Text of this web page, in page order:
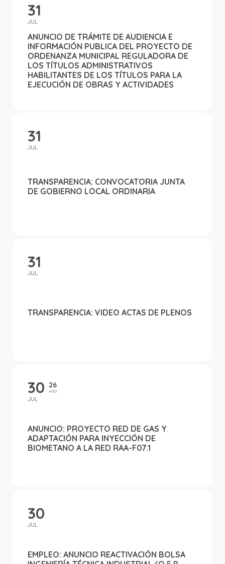
31
JUL
ANUNCIO DE TRÁMITE DE AUDIENCIA E
INFORMACIÓN PUBLICA DEL PROYECTO DE
ORDENANZA MUNICIPAL REGULADORA DE
LOS TÍTULOS ADMINISTRATIVOS
HABILITANTES DE LOS TÍTULOS PARA LA
EJECUCIÓN DE OBRAS Y ACTIVIDADES
31
JUL
TRANSPARENCIA: CONVOCATORIA JUNTA
DE GOBIERNO LOCAL ORDINARIA
31
JUL
TRANSPARENCIA: VIDEO ACTAS DE PLENOS
30
JUL
26
AGO
ANUNCIO: PROYECTO RED DE GAS Y
ADAPTACIÓN PARA INYECCIÓN DE
BIOMETANO A LA RED RAA-F07.1
30
JUL
EMPLEO: ANUNCIO REACTIVACIÓN BOLSA